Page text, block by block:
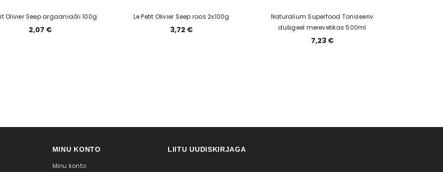
Olivier Seep argaaniaõli 100g
2,07 €
Le Petit Olivier Seep roos 2x100g
3,72 €
Naturalium Superfood Toniseeriv
dušigeel merevetikas 500ml
7,23 €
MINU KONTO
Minu konto
LIITU UUDISKIRJAGA